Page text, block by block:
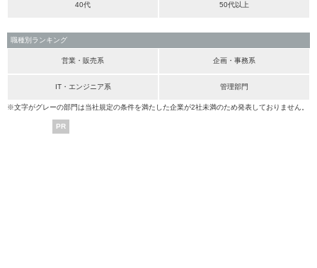
40代 50代以上
職種別ランキング
営業・販売系 企画・事務系
IT・エンジニア系 管理部門
※文字がグレーの部門は当社規定の条件を満たした企業が2社未満のため発表しておりません。
PR